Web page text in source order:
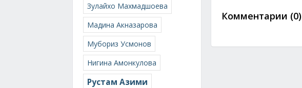
Зулайхо Махмадшоева
Мадина Акназарова
Мубориз Усмонов
Нигина Амонкулова
Рустам Азими
Комментарии (0)